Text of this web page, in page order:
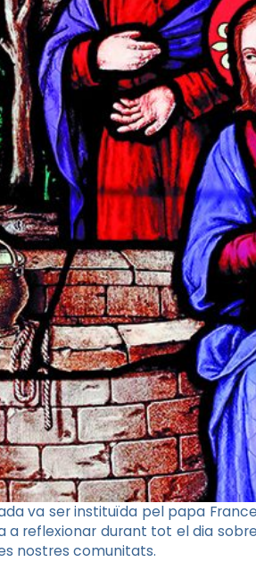
va ser instituïda pel papa
a reflexionar durant tot el dia
nostres comunitats.